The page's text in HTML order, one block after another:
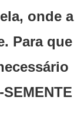
onde a
Para que